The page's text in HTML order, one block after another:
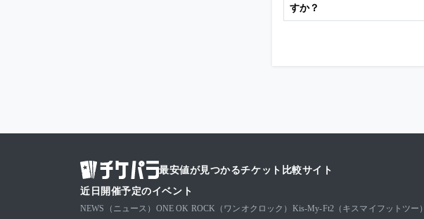
すか？
最安値が見つかるチケット比較サイト
近日開催予定のイベント
NEWS（ニュース） ONE OK ROCK（ワンオクロック） Kis-My-Ft2（キスマイフットツー）